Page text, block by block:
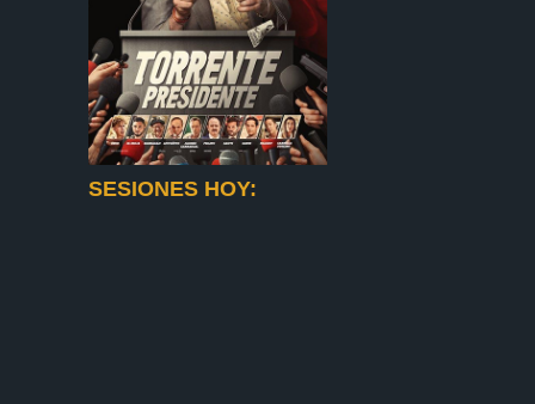
SESIONES HOY: